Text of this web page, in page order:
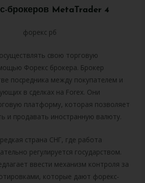
брокеров MetaTrader 4
свою торговую
Форекс брокера. Брокер
посредника между покупателем и
в сделках на Forex. Они
платформу, которая позволяет
и продавать иностранную валюту.
страна СНГ, где работа
регулируется государством.
ввести механизм контроля за
которые дают форекс-